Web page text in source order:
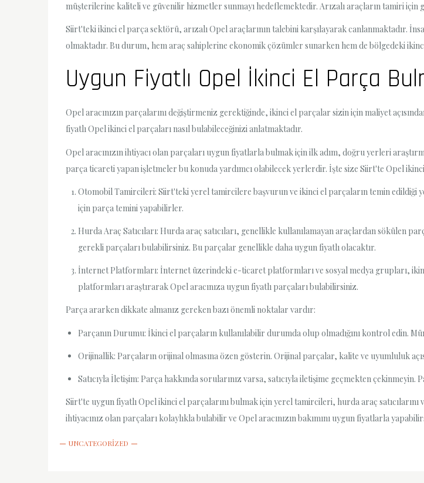
müşterilerine kaliteli ve güvenilir hizmetler sunmayı hedeflemektedir. Arızalı araçların tamiri
Siirt'teki ikinci el parça sektörü, arızalı Opel araçlarının talebini karşılayarak canlanmaktadır.
olmaktadır. Bu durum, hem araç sahiplerine ekonomik çözümler sunarken hem de bölgedeki
Uygun Fiyatlı Opel İkinci El Parça
Opel aracınızın parçalarını değiştirmeniz gerektiğinde, ikinci el parçalar sizin için maliyet
fiyatlı Opel ikinci el parçaları nasıl bulabileceğinizi anlatmaktadır.
Opel aracınızın ihtiyacı olan parçaları uygun fiyatlarla bulmak için ilk adım, doğru yerleri
parça ticareti yapan işletmeler bu konuda yardımcı olabilecek yerlerdir. İşte size Siirt'te Opel
Otomobil Tamircileri: Siirt'teki yerel tamircilere başvurun ve ikinci el parçaların temin
için parça temini yapabilirler.
Hurda Araç Satıcıları: Hurda araç satıcıları, genellikle kullanılamayan araçlardan sökülen
gerekli parçaları bulabilirsiniz. Bu parçalar genellikle daha uygun fiyatlı olacaktır.
İnternet Platformları: İnternet üzerindeki e-ticaret platformları ve sosyal medya grupları,
platformları araştırarak Opel aracınıza uygun fiyatlı parçaları bulabilirsiniz.
Parça ararken dikkate almanız gereken bazı önemli noktalar vardır:
Parçanın Durumu: İkinci el parçaların kullanılabilir durumda olup olmadığını kontrol edin.
Orijinallik: Parçaların orijinal olmasına özen gösterin. Orijinal parçalar, kalite ve uyumluluk
Satıcıyla İletişim: Parça hakkında sorularınız varsa, satıcıyla iletişime geçmekten
Siirt'te uygun fiyatlı Opel ikinci el parçalarını bulmak için yerel tamircileri, hurda araç
ihtiyacınız olan parçaları kolaylıkla bulabilir ve Opel aracınızın bakımını uygun fiyatlarla
UNCATEGORIZED